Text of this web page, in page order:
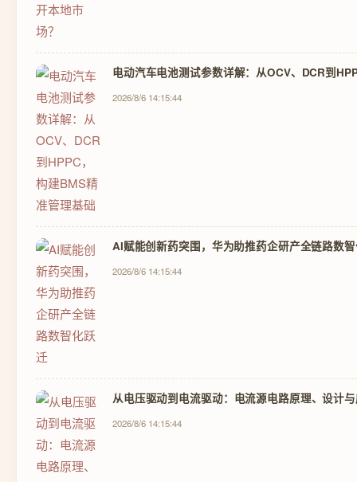
电动汽车电池测试参数详解：从OCV、DCR到
2026/8/6 14:15:44
AI赋能创新药突围，华为助推药企研产全链路数
2026/8/6 14:15:44
从电压驱动到电流驱动：电流源电路原理、设计
2026/8/6 14:15:44